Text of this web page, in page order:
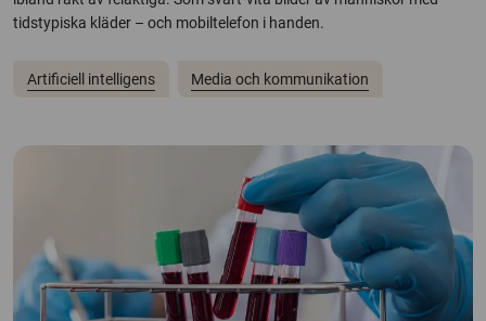
tidstypiska kläder – och mobiltelefon i handen.
Artificiell intelligens Media och kommunikation